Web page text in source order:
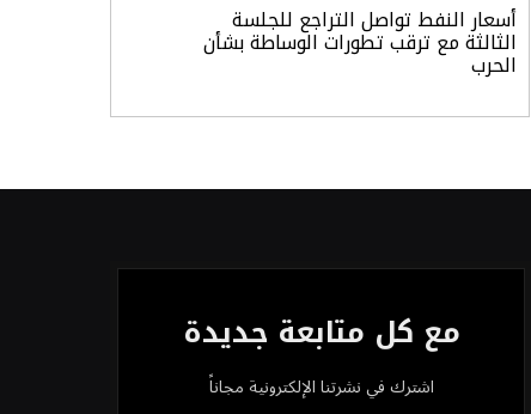
أسعار النفط تواصل التراجع للجلسة
الثالثة مع ترقب تطورات الوساطة بشأن
الحرب
الأفراد
«تاسي» يستهل جلسة الأربعاء بارتفاع
“السعودية للطاقة” تعلن نتائج النصف
مع كل متابعة جديدة
اشترك في نشرتنا الإلكترونية مجاناً